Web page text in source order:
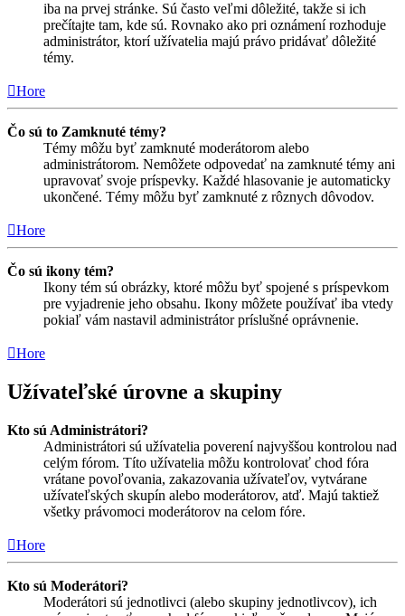
iba na prvej stránke. Sú často veľmi dôležité, takže si ich
prečítajte tam, kde sú. Rovnako ako pri oznámení rozhoduje
administrátor, ktorí užívatelia majú právo pridávať dôležité
témy.
Hore
Čo sú to Zamknuté témy?
Témy môžu byť zamknuté moderátorom alebo
administrátorom. Nemôžete odpovedať na zamknuté témy ani
upravovať svoje príspevky. Každé hlasovanie je automaticky
ukončené. Témy môžu byť zamknuté z rôznych dôvodov.
Hore
Čo sú ikony tém?
Ikony tém sú obrázky, ktoré môžu byť spojené s príspevkom
pre vyjadrenie jeho obsahu. Ikony môžete používať iba vtedy
pokiaľ vám nastavil administrátor príslušné oprávnenie.
Hore
Užívateľské úrovne a skupiny
Kto sú Administrátori?
Administrátori sú užívatelia poverení najvyššou kontrolou nad
celým fórom. Títo užívatelia môžu kontrolovať chod fóra
vrátane povoľovania, zakazovania užívateľov, vytvárane
užívateľských skupín alebo moderátorov, atď. Majú taktiež
všetky právomoci moderátorov na celom fóre.
Hore
Kto sú Moderátori?
Moderátori sú jednotlivci (alebo skupiny jednotlivcov), ich